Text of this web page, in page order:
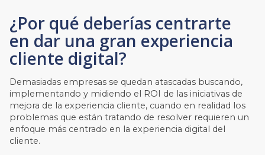
¿Por qué deberías centrarte
en dar una gran experiencia
cliente digital?
Demasiadas empresas se quedan atascadas buscando,
implementando y midiendo el ROI de las iniciativas de
mejora de la experiencia cliente, cuando en realidad los
problemas que están tratando de resolver requieren un
enfoque más centrado en la experiencia digital del
cliente.